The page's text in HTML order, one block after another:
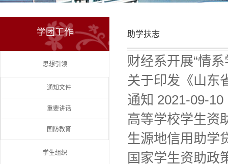
学团工作
思想引领
通知文件
重要讲话
国防教育
学生组织
助学扶志
财经系开展“情
关于印发《山东
通知 2021-09-10
高等学校学生资
生源地信用助学
国家学生资助政